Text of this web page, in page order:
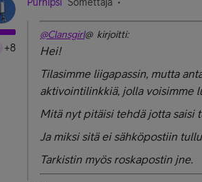
+8
@Clansgirl@ kirjoitti:
Hei!
Tilasimme liigapassin, mutta
aktivointilinkkiä, jolla voisimme
Mitä nyt pitäisi tehdä jotta saisi
Ja miksi sitä ei sähköpostiin
Tarkistin myös roskapostin jne.